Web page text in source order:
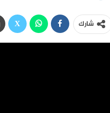
شارك